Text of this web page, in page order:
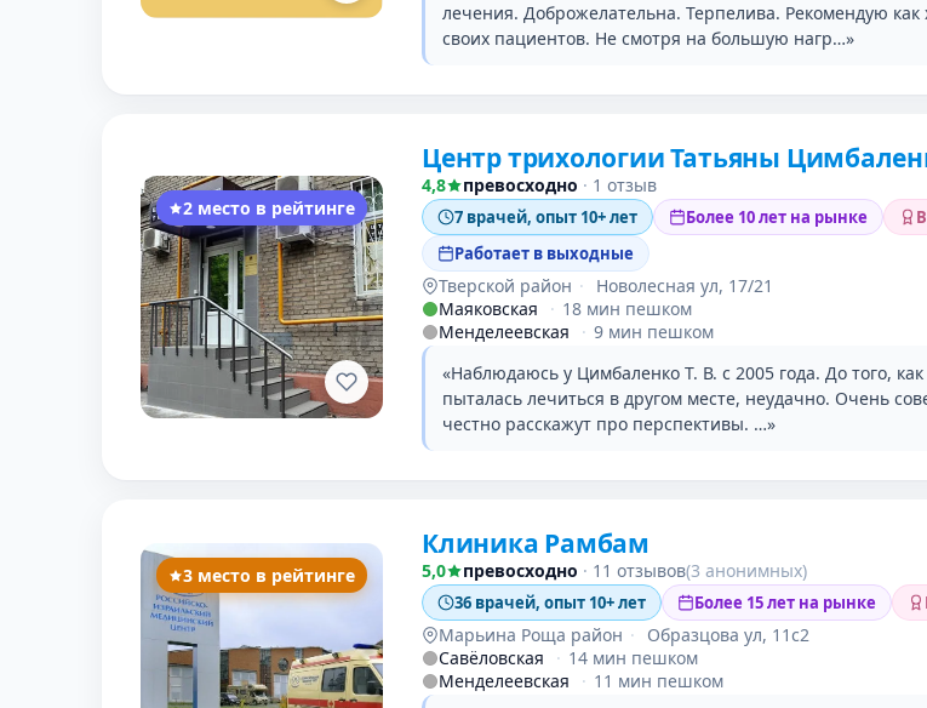
лечения. Доброжелательна. Терпелива. Рекомендую
своих пациентов. Не смотря на большую нагр…»
2 место в рейтинге
Центр трихологии Татьяны
4,8 превосходно · 1 отзыв
7 врачей, опыт 10+ лет Более 10 лет на рынке
Работает в выходные
Тверской район ·
Новолесная ул, 17/21
Маяковская
· 18 мин пешком
Менделеевская
· 9 мин пешком
«Наблюдаюсь у Цимбаленко Т. В. с 2005 года. До того,
пыталась лечиться в другом месте, неудачно. Очень
честно расскажут про перспективы. …»
3 место в рейтинге
Клиника Рамбам
5,0 превосходно · 11 отзывов(3 анонимных)
36 врачей, опыт 10+ лет Более 15 лет на рынке
Марьина Роща район ·
Образцова ул, 11с2
Савёловская
· 14 мин пешком
Менделеевская
· 11 мин пешком